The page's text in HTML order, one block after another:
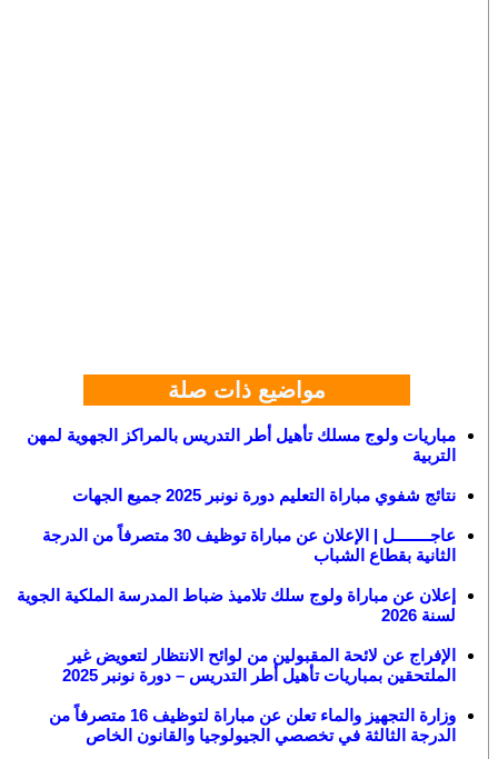
مواضيع ذات صلة
مباريات ولوج مسلك تأهيل أطر التدريس بالمراكز الجهوية لمهن
التربية
نتائج شفوي مباراة التعليم دورة نونبر 2025 جميع الجهات
عاجــــــــل | الإعلان عن مباراة توظيف 30 متصرفاً من الدرجة
الثانية بقطاع الشباب
إعلان عن مباراة ولوج سلك تلاميذ ضباط المدرسة الملكية الجوية
لسنة 2026
الإفراج عن لائحة المقبولين من لوائح الانتظار لتعويض غير
الملتحقين بمباريات تأهيل أطر التدريس – دورة نونبر 2025
وزارة التجهيز والماء تعلن عن مباراة لتوظيف 16 متصرفاً من
الدرجة الثالثة في تخصصي الجيولوجيا والقانون الخاص